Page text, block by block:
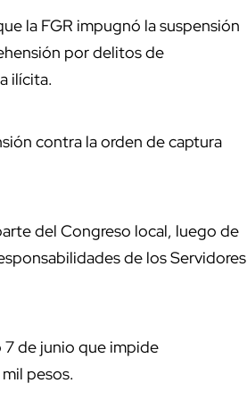
la FGR impugnó la suspensión
por delitos de
ilícita.
contra la orden de captura
del Congreso local, luego de
de los Servidores
de junio que impide
pesos.